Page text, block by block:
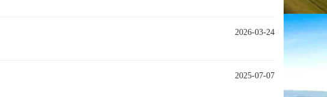
2026-03-24
2025-07-07